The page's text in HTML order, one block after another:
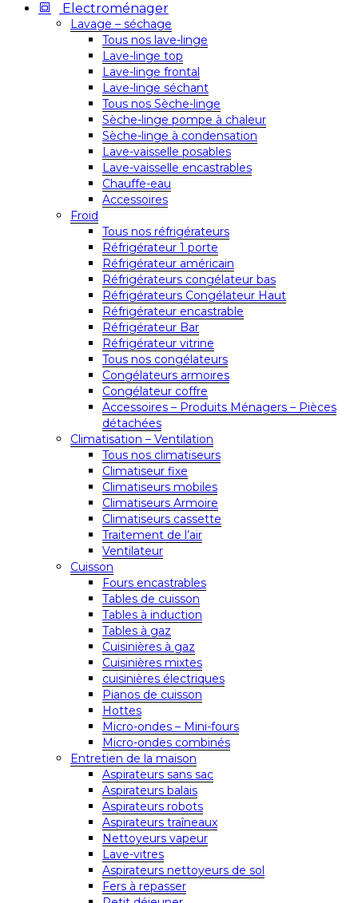
Electroménager
Lavage – séchage
Tous nos lave-linge
Lave-linge top
Lave-linge frontal
Lave-linge séchant
Tous nos Sèche-linge
Sèche-linge pompe à chaleur
Sèche-linge à condensation
Lave-vaisselle posables
Lave-vaisselle encastrables
Chauffe-eau
Accessoires
Froid
Tous nos réfrigérateurs
Réfrigérateur 1 porte
Réfrigérateur américain
Réfrigérateurs congélateur bas
Réfrigérateurs Congélateur Haut
Réfrigérateur encastrable
Réfrigérateur Bar
Réfrigérateur vitrine
Tous nos congélateurs
Congélateurs armoires
Congélateur coffre
Accessoires – Produits Ménagers – Pièces
détachées
Climatisation – Ventilation
Tous nos climatiseurs
Climatiseur fixe
Climatiseurs mobiles
Climatiseurs Armoire
Climatiseurs cassette
Traitement de l’air
Ventilateur
Cuisson
Fours encastrables
Tables de cuisson
Tables à induction
Tables à gaz
Cuisinières à gaz
Cuisinières mixtes
cuisinières électriques
Pianos de cuisson
Hottes
Micro-ondes – Mini-fours
Micro-ondes combinés
Entretien de la maison
Aspirateurs sans sac
Aspirateurs balais
Aspirateurs robots
Aspirateurs traîneaux
Nettoyeurs vapeur
Lave-vitres
Aspirateurs nettoyeurs de sol
Fers à repasser